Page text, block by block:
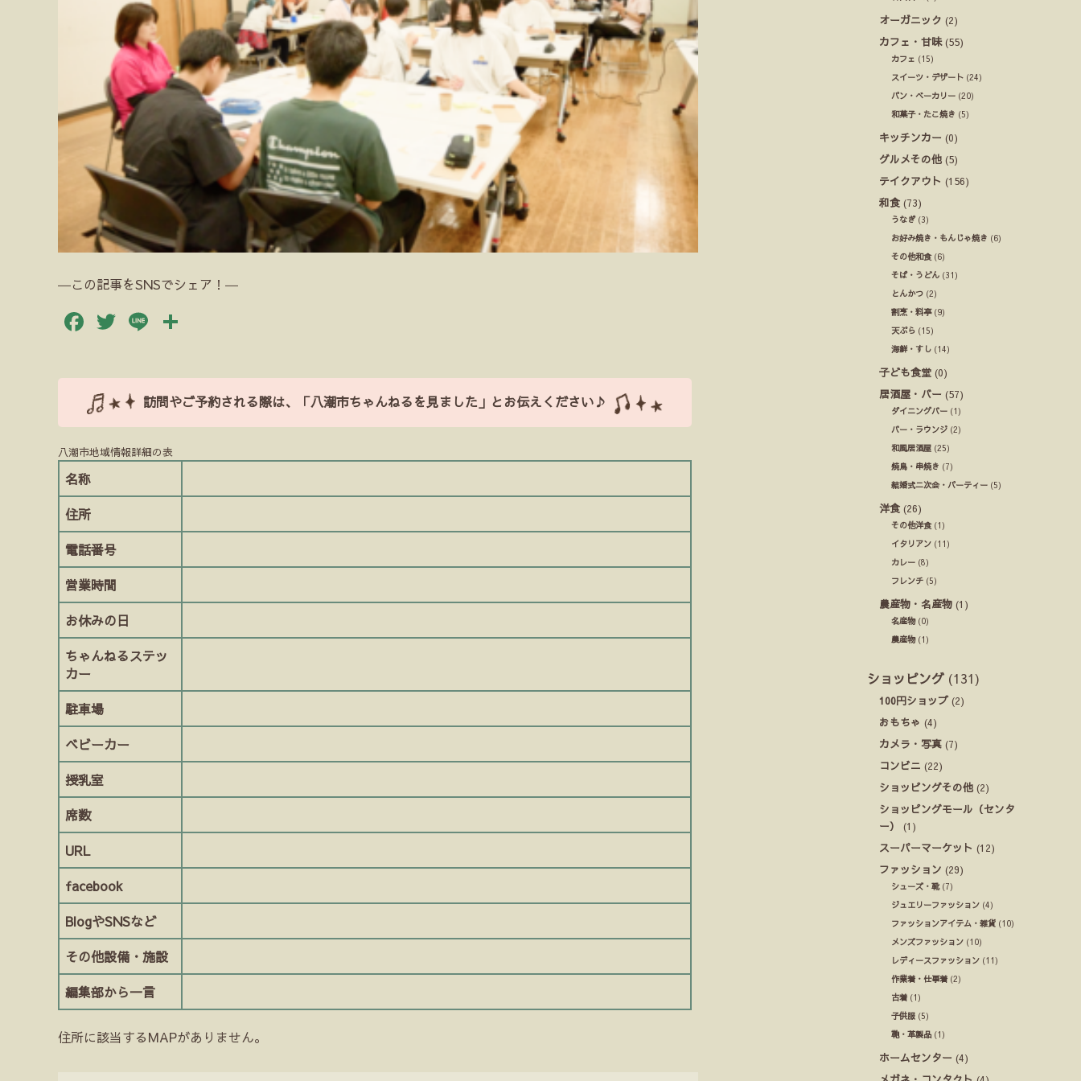
―この記事をSNSでシェア！―
Facebook
Twitter
Line
訪問やご予約される際は、「八潮市ちゃんねるを見ました」とお伝えください♪
八潮市地域情報詳細の表
名称
住所
電話番号
営業時間
お休みの日
ちゃんねるステッ
カー
駐車場
ベビーカー
授乳室
席数
URL
facebook
BlogやSNSなど
その他設備・施設
編集部から一言
住所に該当するMAPがありません。
オーガニック (2)
カフェ・甘味(55)
カフェ (15)
スイーツ・デザート (24)
パン・ベーカリー (20)
和菓子・たこ焼き (5)
キッチンカー (0)
グルメその他 (5)
テイクアウト (156)
和食 (73)
うなぎ(3)
お好み焼き・もんじゃ焼き (6)
その他和食(6)
そば・うどん (31)
とんかつ (2)
割烹・料亭(9)
天ぷら (15)
海鮮・すし (14)
子ども食堂 (0)
居酒屋・バー (57)
ダイニングバー (1)
バー・ラウンジ (2)
和風居酒屋 (25)
焼鳥・串焼き (7)
結婚式ニ次会・パーティー (5)
洋食 (26)
その他洋食(1)
イタリアン (11)
カレー (8)
フレンチ (5)
農産物・名産物 (1)
名産物(0)
農産物(1)
ショッピング (131)
100円ショップ (2)
おもちゃ (4)
カメラ・写真 (7)
コンビニ (22)
ショッピングその他 (2)
ショッピングモール（センタ
ー）
(1)
スーパーマーケット (12)
ファッション (29)
シューズ・靴(7)
ジュエリーファッション (4)
ファッションアイテム・雑貨 (10)
メンズファッション (10)
レディースファッション (11)
作業着・仕事着 (2)
古着 (1)
子供服 (5)
鞄・革製品 (1)
ホームセンター (4)